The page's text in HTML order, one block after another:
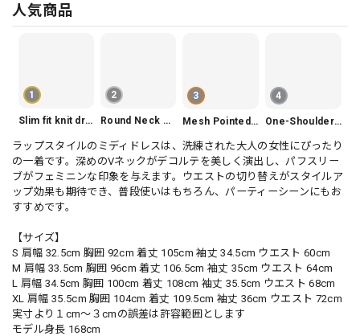
人気商品
1
Slim fit knit dress(3color) V1330
2
Round Neck Tiered Sleeveless Dress V2290
3
Mesh Pointed Toe Pumps V165
4
One-Shoulder Slim-Fit Flattering Mermaid Skirt Dress V2295
ラップスタイルのミディドレスは、洗練された大人の女性にぴったり
の一着です。深めのVネックがデコルテを美しく演出し、パフスリー
ブがフェミニンな印象を与えます。ウエストの切り替えがスタイルア
ップ効果も期待でき、普段使いはもちろん、パーティーシーンにもお
すすめです。
【サイズ】
S 肩幅 32.5cm 胸囲 92cm 着丈 105cm 袖丈 34.5cm ウエスト 60cm
M 肩幅 33.5cm 胸囲 96cm 着丈 106.5cm 袖丈 35cm ウエスト 64cm
L 肩幅 34.5cm 胸囲 100cm 着丈 108cm 袖丈 35.5cm ウエスト 68cm
XL 肩幅 35.5cm 胸囲 104cm 着丈 109.5cm 袖丈 36cm ウエスト 72cm
実寸より１cm〜３cmの誤差は許容範囲とします
モデル身長 168cm